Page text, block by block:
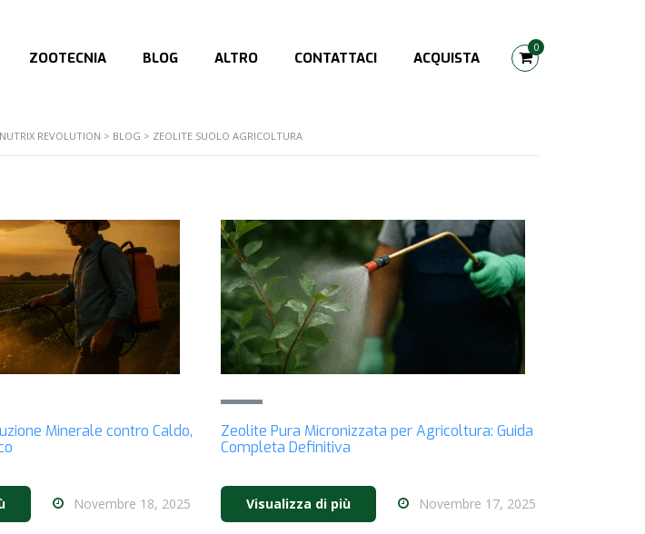
ZOOTECNIA BLOG ALTRO CONTATTACI ACQUISTA
0
REVOLUTION > BLOG > ZEOLITE SUOLO AGRICOLTURA
Minerale contro Caldo,
Novembre 18, 2025
Zeolite Pura Micronizzata per Agricoltura: Guida
Completa Definitiva
Visualizza di più Novembre 17, 2025